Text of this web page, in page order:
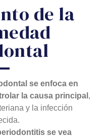
de la
se enfoca en
la causa principal ,
y la infección
se vea